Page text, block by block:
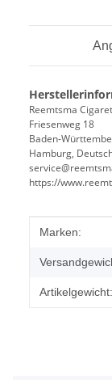
Reemtsma
Friesenweg 18
Baden-
Hamburg,
https://
Wert
Marken:
Artikelgewicht: